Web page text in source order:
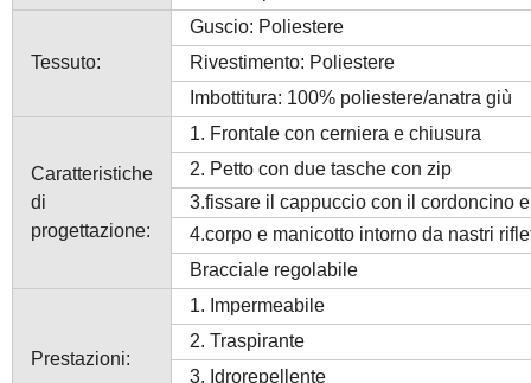
Tessuto:
Guscio: Poliestere
Rivestimento: Poliestere
Imbottitura: 100% poliestere/anatra giù
Caratteristiche
di
progettazione:
1. Frontale con cerniera e chiusura
2. Petto con due tasche con zip
3.fissare il cappuccio con il cordoncino
4.corpo e manicotto intorno da nastri
Bracciale regolabile
Prestazioni:
1. Impermeabile
2. Traspirante
3. Idrorepellente